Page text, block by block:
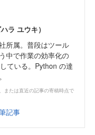
ラ ユウキ）
所属。普段はツール
中で作業の効率化の
ている。Python の達
または直近の記事の寄稿時点で
記事